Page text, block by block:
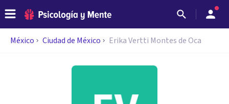
México Ciudad de México Erika Vertti Montes de Oca